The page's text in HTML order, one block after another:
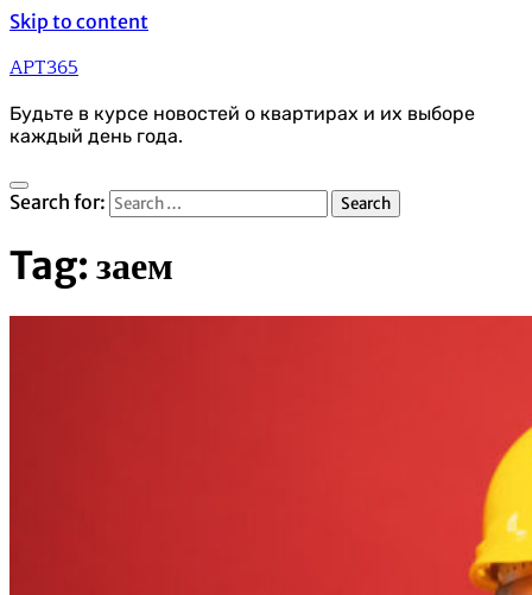
Skip to content
APT365
Будьте в курсе новостей о квартирах и их выборе
каждый день года.
Search for:
Tag: заем